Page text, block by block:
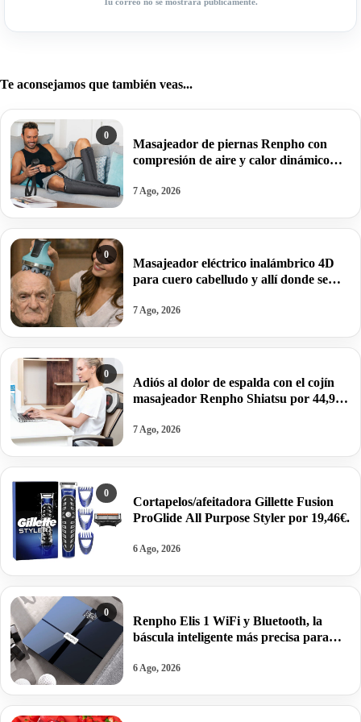
Tu correo no se mostrará públicamente.
Te aconsejamos que también veas...
0
Masajeador de piernas Renpho con
compresión de aire y calor dinámico
31,99€ antes 109,99€.
7 Ago, 2026
0
Masajeador eléctrico inalámbrico 4D
para cuero cabelludo y allí donde se
blanco por solo 14,99€.
7 Ago, 2026
0
Adiós al dolor de espalda con el cojín
masajeador Renpho Shiatsu por 44,99€
7 Ago, 2026
0
Cortapelos/afeitadora Gillette Fusion
ProGlide All Purpose Styler por 19,46€.
6 Ago, 2026
0
Renpho Elis 1 WiFi y Bluetooth, la
báscula inteligente más precisa para
39,99€.
6 Ago, 2026